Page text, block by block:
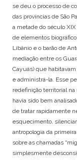
PERNAMBUCO
PIAUÍ
RIO DE JANEIRO
RIO GRANDE DO
RIO GRANDE DO
RONDÔNIA
SANTA CATARINA
SÃO PAULO
TOCANTINS
GUAJAJARA
GUARANI
GUARANI MBYA
GUARANI-
GUEGUÊ
JURUNA
KAIAPÓ
KANELA
KAPINAWÁ
KARAJÁ
KARIRI SAPUYÁ
KOKAMA
se deu o processo de
das províncias de São
a metade do século
de elementos
Libânio e o barão de
mediação entre os
Cayuás) que
e administrá-la. Esse
redefinição territorial
havia sido bem
de tratar rapidamente
esquecimento,
antropologia da
sobre as chamadas
simplesmente